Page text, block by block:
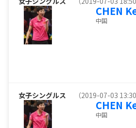
CHEN
中国
女子シングルス （2019-07-03 13:30
CHEN
中国